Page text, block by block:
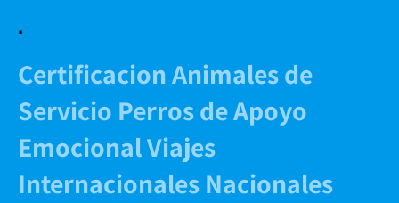
.
Certificacion Animales de
Servicio Perros de Apoyo
Emocional Viajes
Internacionales Nacionales